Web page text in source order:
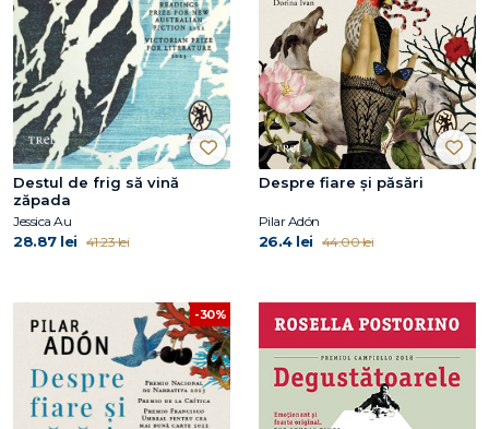
Destul de frig să vină
zăpada
Jessica Au
28.87 lei 41.23 lei
Despre fiare și păsări
Pilar Adón
26.4 lei 44.00 lei
-30%